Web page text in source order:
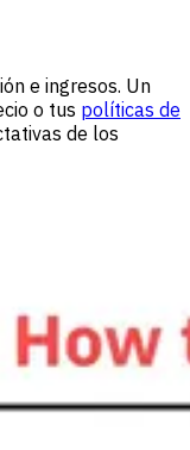
e ingresos. Un
o tus políticas de
de los